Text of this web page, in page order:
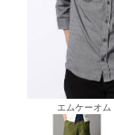
エムケーオム